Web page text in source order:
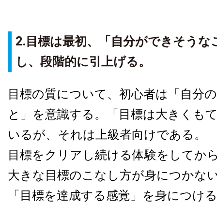
2.目標は最初、「自分ができそうな
し、段階的に引上げる。
目標の質について、初心者は「自分
と」を意識する。「目標は大きくも
いるが、それは上級者向けである。
目標をクリアし続ける体験をしてか
大きな目標のこなし方が身につかな
「目標を達成する感覚」を身につけ